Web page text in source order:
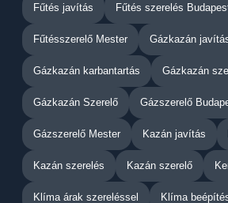
Fűtés javítás Fűtés szerelés
Fűtésszerelő Mester Gázkazán
Gázkazán karbantartás Gázkazán
Gázkazán Szerelő Gázszerelő
Gázszerelő Mester Kazán javítás
Kazán szerelés Kazán szerelő
Klíma árak szereléssel Klíma